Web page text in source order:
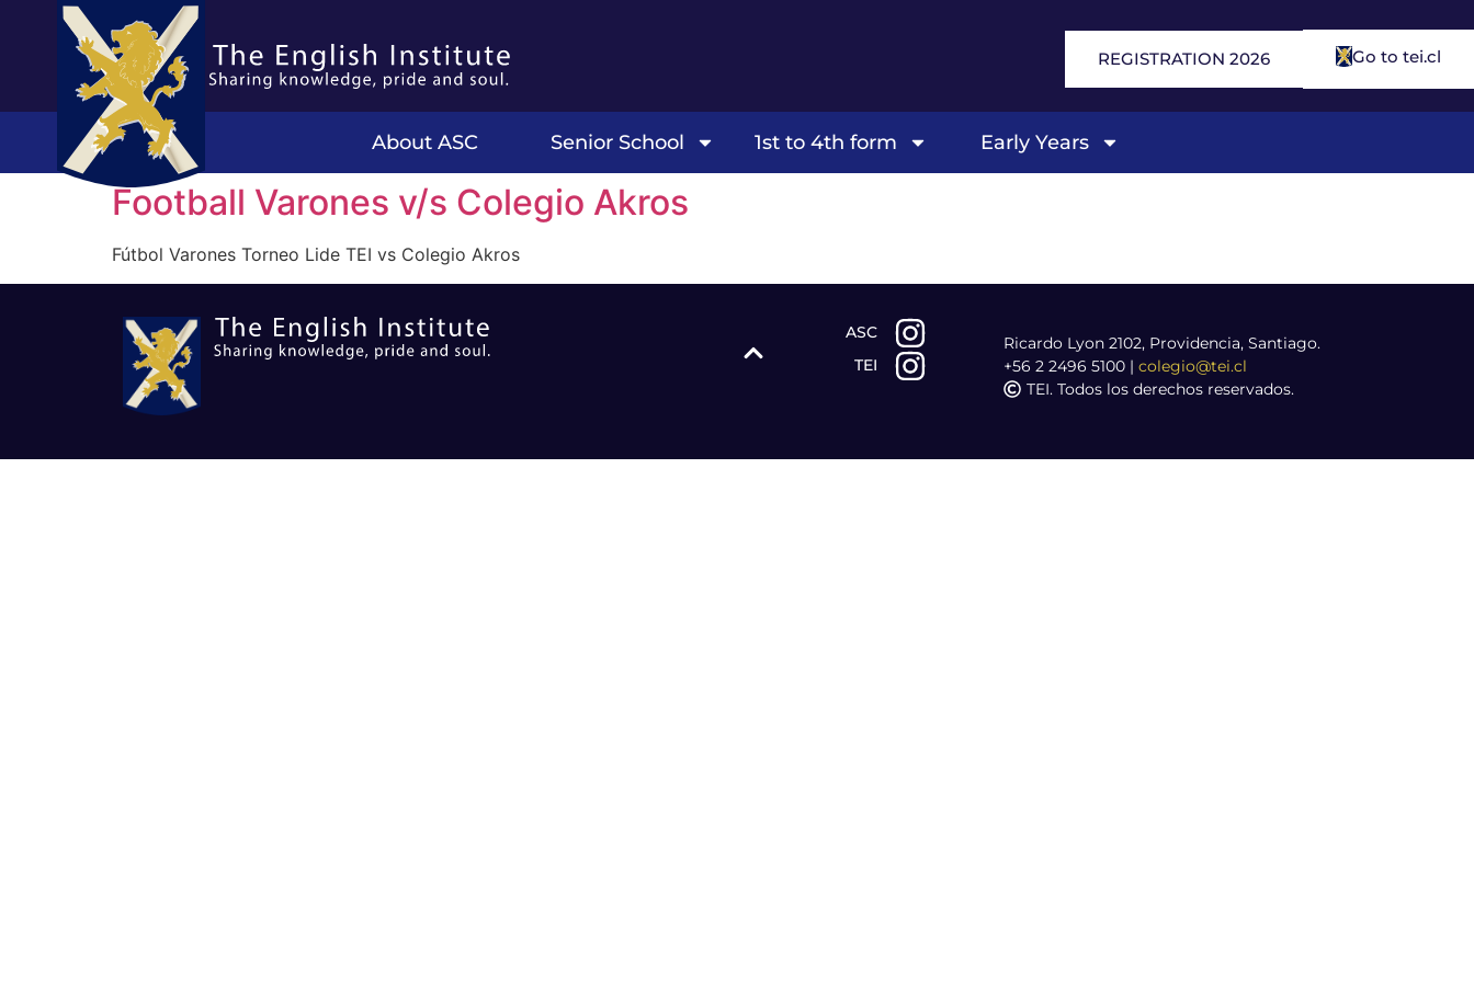
Go to tei.cl
REGISTRATION 2026
About ASC Senior School 1st to 4th form Early Years
Football Varones v/s Colegio Akros
Fútbol Varones Torneo Lide TEI vs Colegio Akros
ASC
TEI
Ricardo Lyon 2102, Providencia, Santiago.
+56 2 2496 5100 |colegio@tei.cl
TEI. Todos los derechos reservados.